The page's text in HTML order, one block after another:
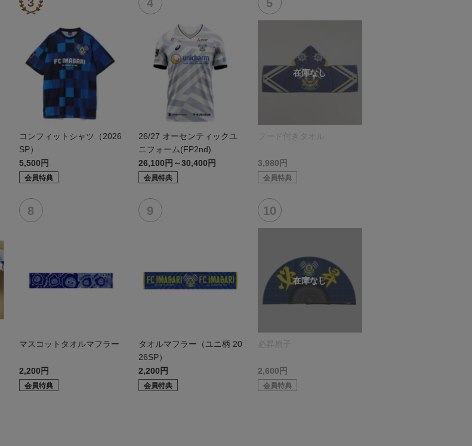
コンフィットシャツ（2026
SP）
5,500円
会員特典
26/27 オーセンティックユ
ニフォーム(FP2nd)
26,100円～30,400円
会員特典
フード付きタオル
3,980円
会員特典
マスコットタオルマフラー
2,200円
会員特典
タオルマフラー（ユニ柄 20
26SP）
2,200円
会員特典
必昇扇子
2,600円
会員特典